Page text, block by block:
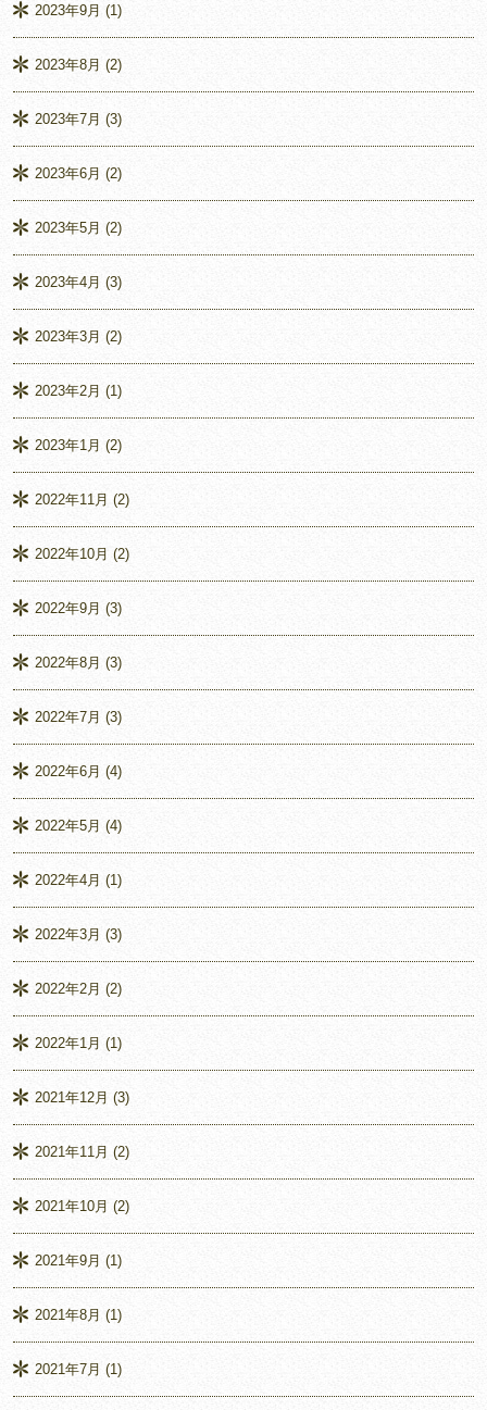
2023年9月 (1)
2023年8月 (2)
2023年7月 (3)
2023年6月 (2)
2023年5月 (2)
2023年4月 (3)
2023年3月 (2)
2023年2月 (1)
2023年1月 (2)
2022年11月 (2)
2022年10月 (2)
2022年9月 (3)
2022年8月 (3)
2022年7月 (3)
2022年6月 (4)
2022年5月 (4)
2022年4月 (1)
2022年3月 (3)
2022年2月 (2)
2022年1月 (1)
2021年12月 (3)
2021年11月 (2)
2021年10月 (2)
2021年9月 (1)
2021年8月 (1)
2021年7月 (1)